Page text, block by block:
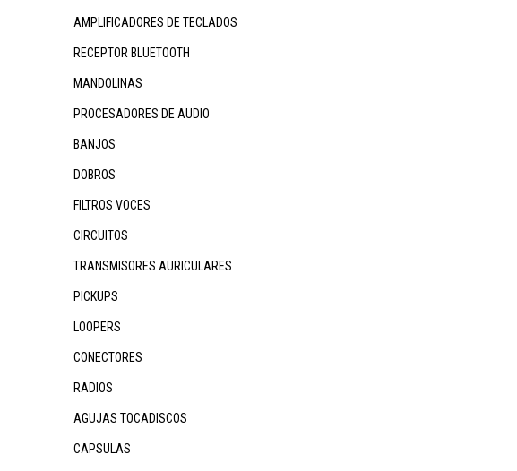
AMPLIFICADORES DE TECLADOS
RECEPTOR BLUETOOTH
MANDOLINAS
PROCESADORES DE AUDIO
BANJOS
DOBROS
FILTROS VOCES
CIRCUITOS
TRANSMISORES AURICULARES
PICKUPS
LOOPERS
CONECTORES
RADIOS
AGUJAS TOCADISCOS
CAPSULAS